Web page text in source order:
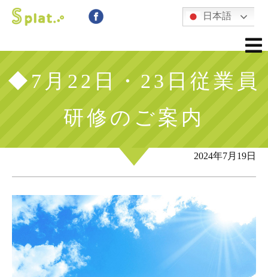
日本語
◆7月22日・23日従業員
研修のご案内
2024年7月19日